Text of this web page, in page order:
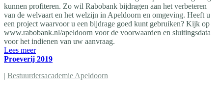
kunnen profiteren. Zo wil Rabobank bijdragen aan het verbeteren
van de welvaart en het welzijn in Apeldoorn en omgeving. Heeft u
een project waarvoor u een bijdrage goed kunt gebruiken? Kijk op
www.rabobank.nl/apeldoorn voor de voorwaarden en sluitingsdata
voor het indienen van uw aanvraag.
Lees meer
Proeverij 2019
| Bestuurdersacademie Apeldoorn